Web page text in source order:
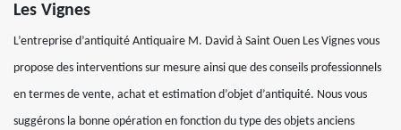
Les Vignes
L’entreprise d’antiquité Antiquaire M. David à Saint Ouen Les Vignes vous
propose des interventions sur mesure ainsi que des conseils professionnels
en termes de vente, achat et estimation d’objet d’antiquité. Nous vous
suggérons la bonne opération en fonction du type des objets anciens